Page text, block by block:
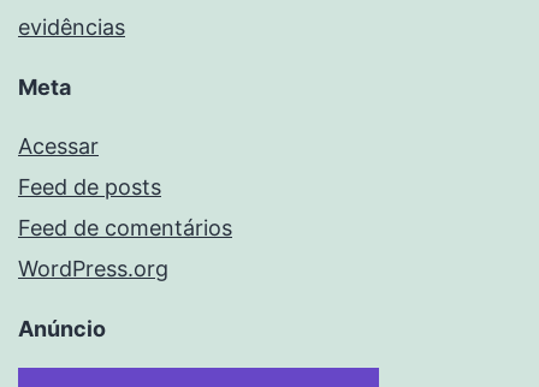
evidências
Meta
Acessar
Feed de posts
Feed de comentários
WordPress.org
Anúncio